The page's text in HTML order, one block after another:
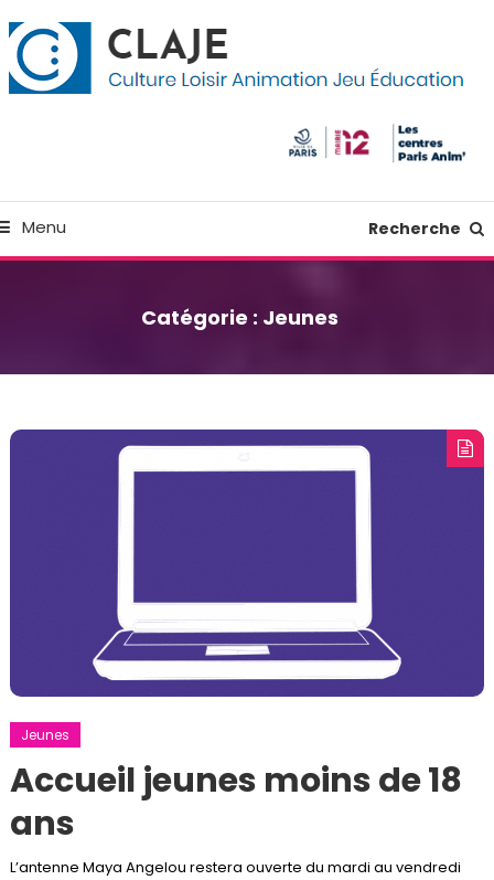
Menu Recherche
Catégorie : Jeunes
Jeunes
Accueil jeunes moins de 18
ans
L’antenne Maya Angelou restera ouverte du mardi au vendredi